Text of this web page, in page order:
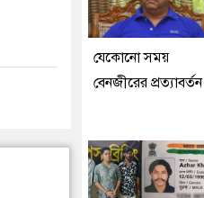
যেকোনো সময়
বেনজীরের প্রত্যাবর্তন